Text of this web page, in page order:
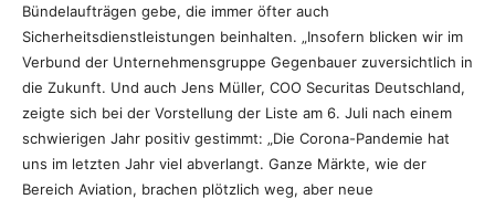
Bündelaufträgen gebe, die immer öfter auch
Sicherheitsdienstleistungen beinhalten. „Insofern blicken wir im
Verbund der Unternehmensgruppe Gegenbauer zuversichtlich in
die Zukunft. Und auch Jens Müller, COO Securitas Deutschland,
zeigte sich bei der Vorstellung der Liste am 6. Juli nach einem
schwierigen Jahr positiv gestimmt: „Die Corona-Pandemie hat
uns im letzten Jahr viel abverlangt. Ganze Märkte, wie der
Bereich Aviation, brachen plötzlich weg, aber neue